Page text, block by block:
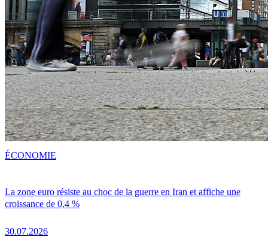
La zone euro résiste au choc de la guerre en Iran et affiche une
croissance de 0,4 %
30.07.2026
ÉCONOMIE